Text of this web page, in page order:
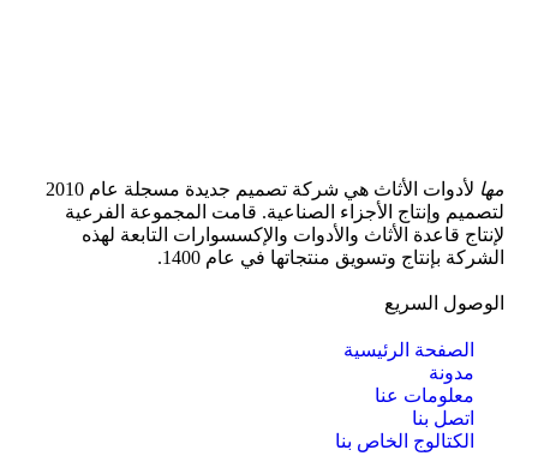
مها
لأدوات الأثاث هي شركة تصميم جديدة مسجلة عام 2010
لتصميم وإنتاج الأجزاء الصناعية. قامت المجموعة الفرعية
لإنتاج قاعدة الأثاث والأدوات والإكسسوارات التابعة لهذه
الشركة بإنتاج وتسويق منتجاتها في عام 1400.
الوصول السريع
الصفحة الرئيسية
مدونة
معلومات عنا
اتصل بنا
الكتالوج الخاص بنا